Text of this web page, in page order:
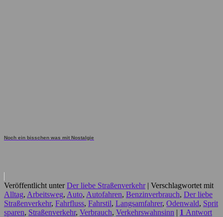
Noch ein bisschen was mit Nostalgie
Veröffentlicht unter Der liebe Straßenverkehr | Verschlagwortet mit
Alltag, Arbeitsweg, Auto, Autofahren, Benzinverbrauch, Der liebe
Straßenverkehr, Fahrfluss, Fahrstil, Langsamfahrer, Odenwald, Sprit
sparen, Straßenverkehr, Verbrauch, Verkehrswahnsinn | 1 Antwort